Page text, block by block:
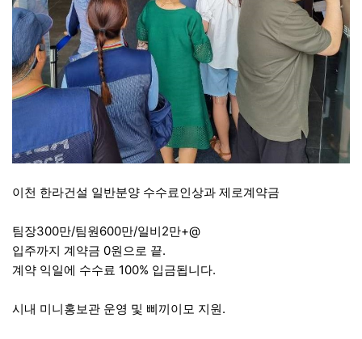
이천 한라건설 일반분양 수수료인상과 제로계약금
팀장300만/팀원600만/일비2만+@
입주까지 계약금 0원으로 끝.
계약 익일에 수수료 100% 입금됩니다.
시내 미니홍보관 운영 및 삐끼이모 지원.